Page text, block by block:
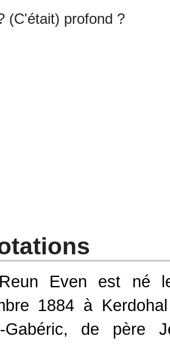
(C'était) profond ?
Reun Even est né
1884 à
Gabéric, de père